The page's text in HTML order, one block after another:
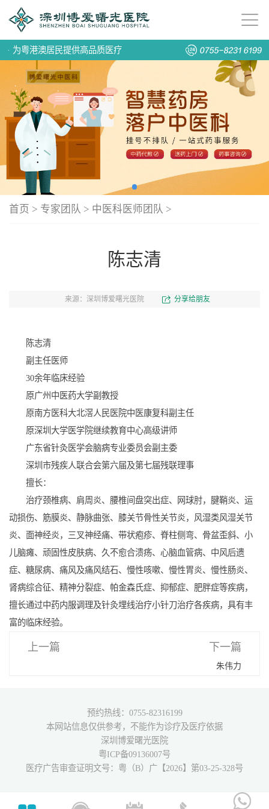
· 为粤港澳居民提供高品质医疗
首页 > 专家团队 > 中医科医师团队 >
陈志清
来源：深圳博爱曙光医院 分享给朋友
陈志清
副主任医师
30余年临床经验
原广州中医药大学副教授
原南方医科大北滘人民医院中医康复科副主任
原深圳大学医学院继续教育中心高级讲师
广东省针灸医学会脑病专业委员会副主委
深圳市残疾人联合会第六届及第七届残联理事
擅长：
治疗颈椎病、肩周炎、腰椎间盘突出症、网球肘，腱鞘炎、运
动损伤、筋膜炎、静脉曲张、膝关节骨性关节炎，风湿类风湿关节
炎、面神经炎，三叉神经痛、带状疱疹、脊柱侧弯、骨盆歪斜、小
儿脑瘫、顽固性皮肤病、久不愈合溃疡、心脑血管病、中风后遗
症、糖尿病、痛风及痛风结石、慢性咳嗽、慢性胃炎、慢性肠炎、
肾病综合征、精神分裂症、帕金森氏症、抑郁症、肥胖症等疾病，
擅长通过中药内服调理及针灸埋线治疗小针刀治疗各疾病，具有丰
富的临床经验。
上一篇 下一篇
朱伟力
预约热线：0755-82316199
本网站信息仅供参考，不能作为诊疗及医疗依据
深圳博爱曙光医院
粤ICP备09136007号
医疗广告审查证明文号：粤（B）广【2026】第03-25-328号